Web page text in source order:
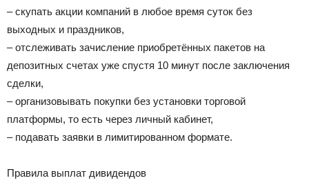
– скупать акции компаний в любое время суток без
выходных и праздников,
– отслеживать зачисление приобретённых пакетов на
депозитных счетах уже спустя 10 минут после заключения
сделки,
– организовывать покупки без установки торговой
платформы, то есть через личный кабинет,
– подавать заявки в лимитированном формате.
Правила выплат дивидендов